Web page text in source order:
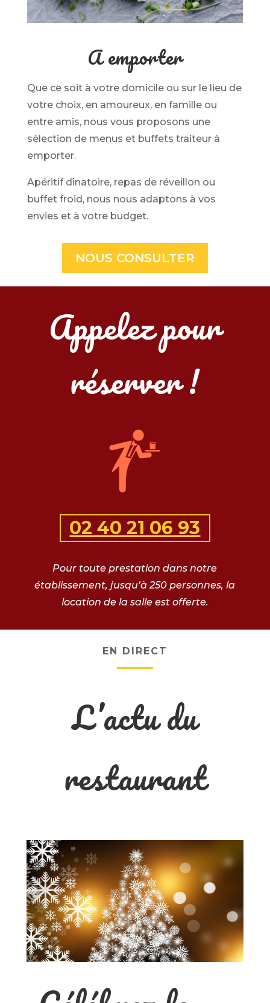
A emporter
Que ce soit à votre domicile ou sur le lieu de
votre choix, en amoureux, en famille ou
entre amis, nous vous proposons une
sélection de menus et buffets traiteur à
emporter.
Apéritif dînatoire, repas de réveillon ou
buffet froid, nous nous adaptons à vos
envies et à votre budget.
NOUS CONSULTER
Appelez pour
réserver !
02 40 21 06 93
Pour toute prestation dans notre
établissement, jusqu’à 250 personnes, la
location de la salle est offerte.
EN DIRECT
L’actu du
restaurant